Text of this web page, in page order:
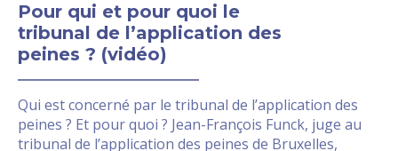
Pour qui et pour quoi le
tribunal de l’application des
peines ? (vidéo)
Qui est concerné par le tribunal de l’application des
peines ? Et pour quoi ? Jean-François Funck, juge au
tribunal de l’application des peines de Bruxelles,